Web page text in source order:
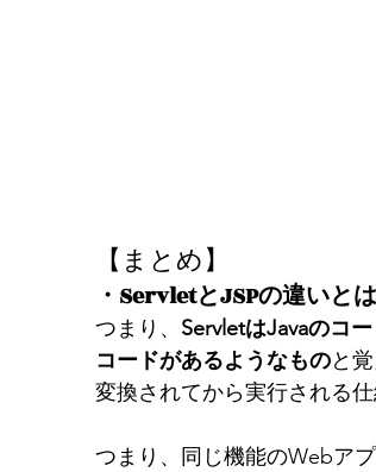
【まとめ】
・ServletとJSPの違いとは
つまり、 ServletはJavaのコ
コードがあるようなものと
変換されてから実行される
つまり、同じ機能のWebア